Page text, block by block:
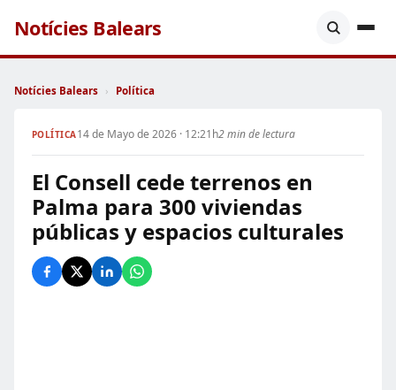
Notícies Balears
Notícies Balears › Política
POLÍTICA14 de Mayo de 2026 · 12:21h2 min de lectura
El Consell cede terrenos en
Palma para 300 viviendas
públicas y espacios culturales